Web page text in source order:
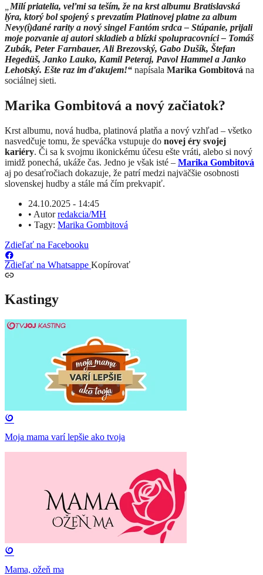
Milí priatelia, veľmi sa teším, že na krst albumu Bratislavská
lýra, ktorý bol spojený s prevzatím Platinovej platne za album
Nevy(í)dané rarity a nový singel Fantóm srdca – Stúpanie, prijali
moje pozvanie aj autori skladieb a blízki spolupracovníci – Tomáš
Zubák, Peter Farnbauer, Ali Brezovský, Gabo Dušík, Štefan
Hegedüš, Janko Lauko, Kamil Peteraj, Pavol Hammel a Janko
Lehotský. Ešte raz im ďakujem!“ napísala Marika Gombitová na
sociálnej sieti.
Marika Gombitová a nový začiatok?
Krst albumu, nová hudba, platinová platňa a nový vzhľad – všetko
nasvedčuje tomu, že speváčka vstupuje do novej éry svojej
kariéry. Či sa k svojmu ikonickému účesu ešte vráti, alebo si nový
imidž ponechá, ukáže čas. Jedno je však isté – Marika Gombitová
aj po desaťročiach dokazuje, že patrí medzi najväčšie osobnosti
slovenskej hudby a stále má čím prekvapiť.
24.10.2025 - 14:45
• Autorredakcia/MH
• Tagy: Marika Gombitová
Zdieľať na Facebooku
Zdieľať na Whatsappe Kopírovať
Kastingy
Moja mama varí lepšie ako tvoja
Mama, ožeň ma